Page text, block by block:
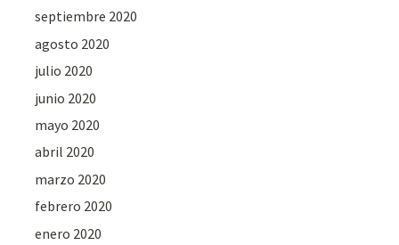
septiembre 2020
agosto 2020
julio 2020
junio 2020
mayo 2020
abril 2020
marzo 2020
febrero 2020
enero 2020